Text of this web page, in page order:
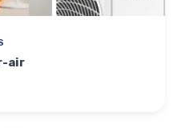
air